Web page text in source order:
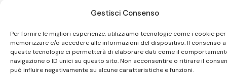
Gestisci Consenso
Per fornire le migliori esperienze, utilizziamo tecnologie come i cookie per
memorizzare e/o accedere alle informazioni del dispositivo. Il consenso a
queste tecnologie ci permetterà di elaborare dati come il
navigazione o ID unici su questo sito. Non acconsentire o ritirare il
può influire negativamente su alcune caratteristiche e funzioni.
un’indimenticabile vacanza a Territorio